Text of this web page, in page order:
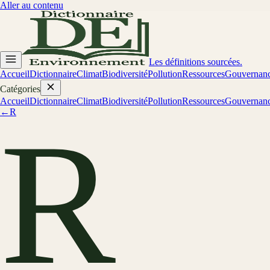
Aller au contenu
Les définitions sourcées.
AccueilDictionnaireClimatBiodiversitéPollutionRessources
Catégories
AccueilDictionnaireClimatBiodiversitéPollutionRessources
←R
R